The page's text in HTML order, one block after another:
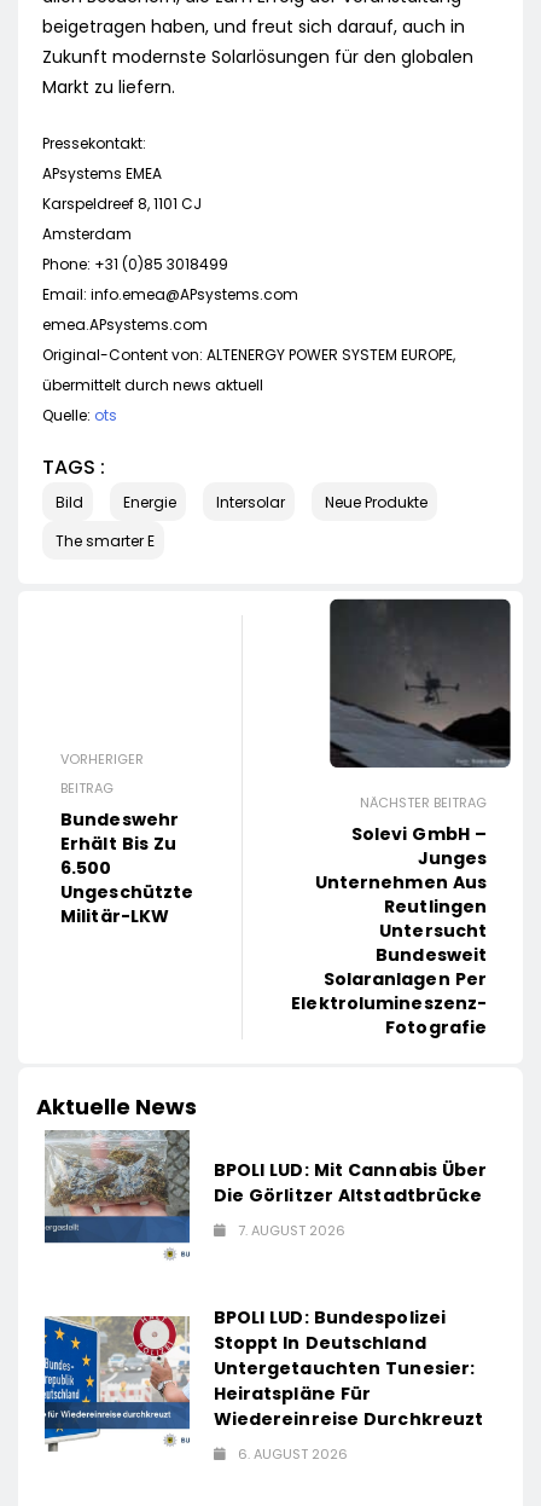
beigetragen haben, und freut sich darauf, auch in
Zukunft modernste Solarlösungen für den globalen
Markt zu liefern.
Pressekontakt:
APsystems EMEA
Karspeldreef 8, 1101 CJ
Amsterdam
Phone: +31 (0)85 3018499
Email: info.emea@APsystems.com
emea.APsystems.com
Original-Content von: ALTENERGY POWER SYSTEM EUROPE,
übermittelt durch news aktuell
Quelle: ots
TAGS :
Bild Energie Intersolar
Neue Produkte
The smarter E
VORHERIGER
BEITRAG
Bundeswehr
Erhält Bis Zu
6.500
Ungeschützte
Militär-LKW
NÄCHSTER BEITRAG
Solevi GmbH –
Junges
Unternehmen Aus
Reutlingen
Untersucht
Bundesweit
Solaranlagen Per
Elektrolumineszenz-
Fotografie
Aktuelle News
BPOLI LUD: Mit Cannabis Über
Die Görlitzer Altstadtbrücke
7. AUGUST 2026
BPOLI LUD: Bundespolizei
Stoppt In Deutschland
Untergetauchten Tunesier:
Heiratspläne Für
Wiedereinreise Durchkreuzt
6. AUGUST 2026